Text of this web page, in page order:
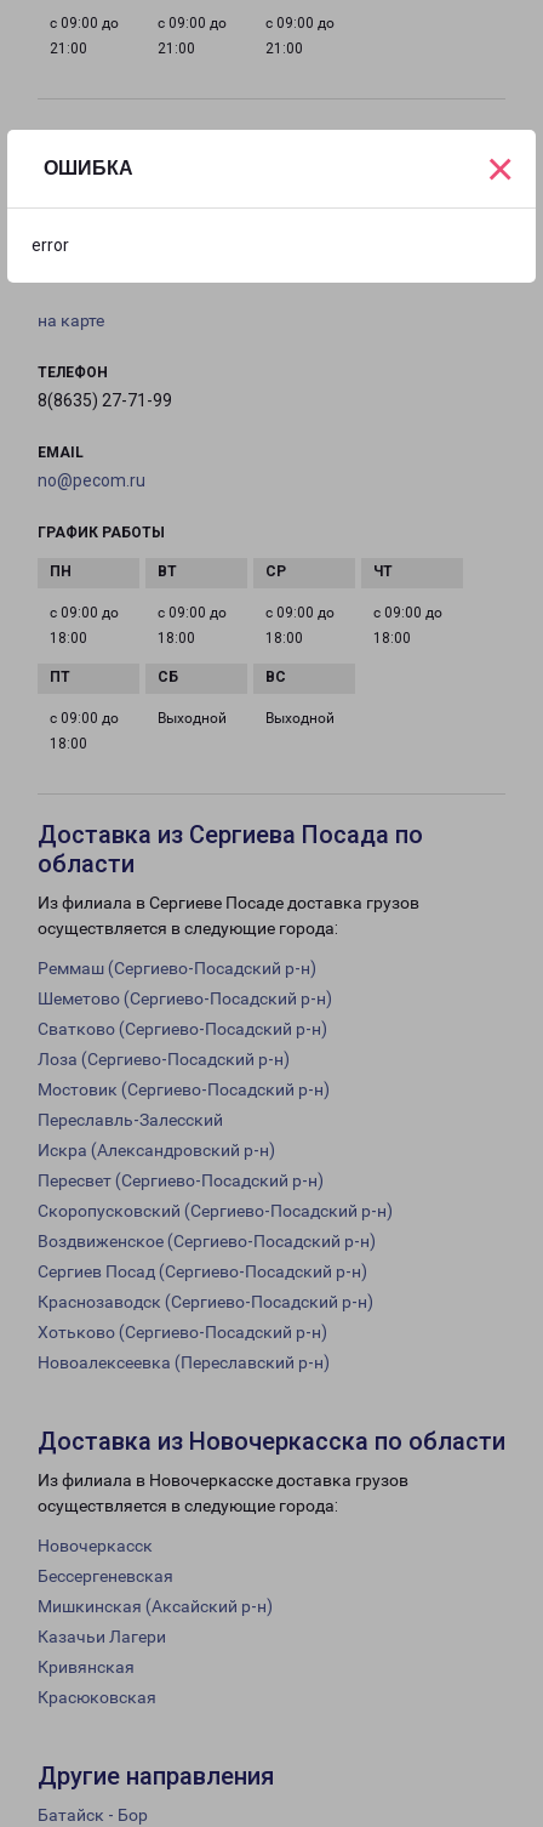
ОШИБКА
error
×
с 09:00 до
21:00
с 09:00 до
21:00
с 09:00 до
21:00
НОВОЧЕРКАССК
на карте
ТЕЛЕФОН
8(8635) 27-71-99
EMAIL
no@pecom.ru
ГРАФИК РАБОТЫ
с 09:00 до
18:00
с 09:00 до
18:00
с 09:00 до
18:00
с 09:00 до
18:00
с 09:00 до
18:00
Выходной Выходной
Доставка из Сергиева Посада по
области
Из филиала в Сергиеве Посаде доставка грузов
осуществляется в следующие города:
Реммаш (Сергиево-Посадский р-н)
Шеметово (Сергиево-Посадский р-н)
Сватково (Сергиево-Посадский р-н)
Лоза (Сергиево-Посадский р-н)
Мостовик (Сергиево-Посадский р-н)
Переславль-Залесский
Искра (Александровский р-н)
Пересвет (Сергиево-Посадский р-н)
Скоропусковский (Сергиево-Посадский р-н)
Воздвиженское (Сергиево-Посадский р-н)
Сергиев Посад (Сергиево-Посадский р-н)
Краснозаводск (Сергиево-Посадский р-н)
Хотьково (Сергиево-Посадский р-н)
Новоалексеевка (Переславский р-н)
Доставка из Новочеркасска по области
Из филиала в Новочеркасске доставка грузов
осуществляется в следующие города:
Новочеркасск
Бессергеневская
Мишкинская (Аксайский р-н)
Казачьи Лагери
Кривянская
Красюковская
Другие направления
Батайск - Бор